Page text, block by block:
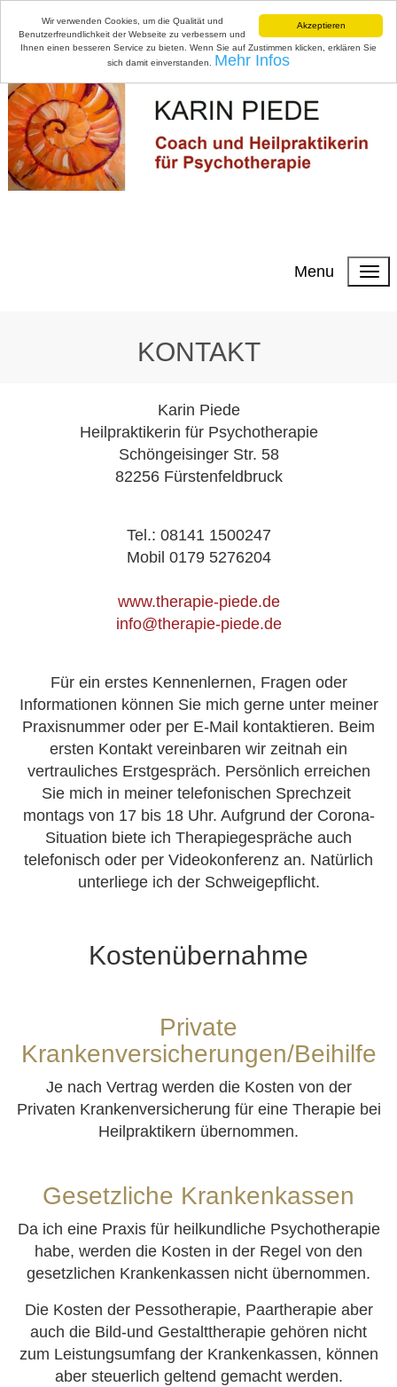
Akzeptieren
Wir verwenden Cookies, um die Qualität und
Benutzerfreundlichkeit der Webseite zu verbessern und
Ihnen einen besseren Service zu bieten. Wenn Sie auf Zustimmen klicken, erklären Sie
sich damit einverstanden. Mehr Infos
Menu
KONTAKT
Karin Piede
Heilpraktikerin für Psychotherapie
Schöngeisinger Str. 58
82256 Fürstenfeldbruck
Tel.: 08141 1500247
Mobil 0179 5276204
www.therapie-piede.de
info@therapie-piede.de
Für ein erstes Kennenlernen, Fragen oder
Informationen können Sie mich gerne unter meiner
Praxisnummer oder per E-Mail kontaktieren. Beim
ersten Kontakt vereinbaren wir zeitnah ein
vertrauliches Erstgespräch. Persönlich erreichen
Sie mich in meiner telefonischen Sprechzeit
montags von 17 bis 18 Uhr. Aufgrund der Corona-
Situation biete ich Therapiegespräche auch
telefonisch oder per Videokonferenz an. Natürlich
unterliege ich der Schweigepflicht.
Kostenübernahme
Private
Krankenversicherungen/Beihilfe
Je nach Vertrag werden die Kosten von der
Privaten Krankenversicherung für eine Therapie bei
Heilpraktikern übernommen.
Gesetzliche Krankenkassen
Da ich eine Praxis für heilkundliche Psychotherapie
habe, werden die Kosten in der Regel von den
gesetzlichen Krankenkassen nicht übernommen.
Die Kosten der Pessotherapie, Paartherapie aber
auch die Bild-und Gestalttherapie gehören nicht
zum Leistungsumfang der Krankenkassen, können
aber steuerlich geltend gemacht werden.